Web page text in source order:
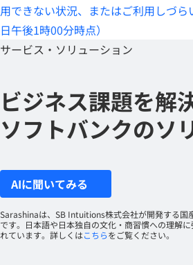
用できない状況、またはご利用しづ
日午後1時00分時点）
サービス・ソリューション
ビジネス課題を解
ソフトバンクのソ
AIに聞いてみる
Sarashinaは、SB Intuitions株式会社が開発する国
です。日本語や日本独自の文化・商習慣への理解
れています。詳しくはこちらをご覧ください。